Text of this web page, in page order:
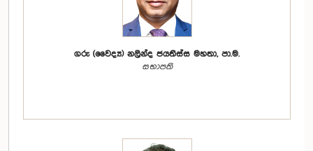
ගරු (වෛද්‍ය) නලින්ද ජයතිස්ස මහතා, පා.ම.
සභාපති